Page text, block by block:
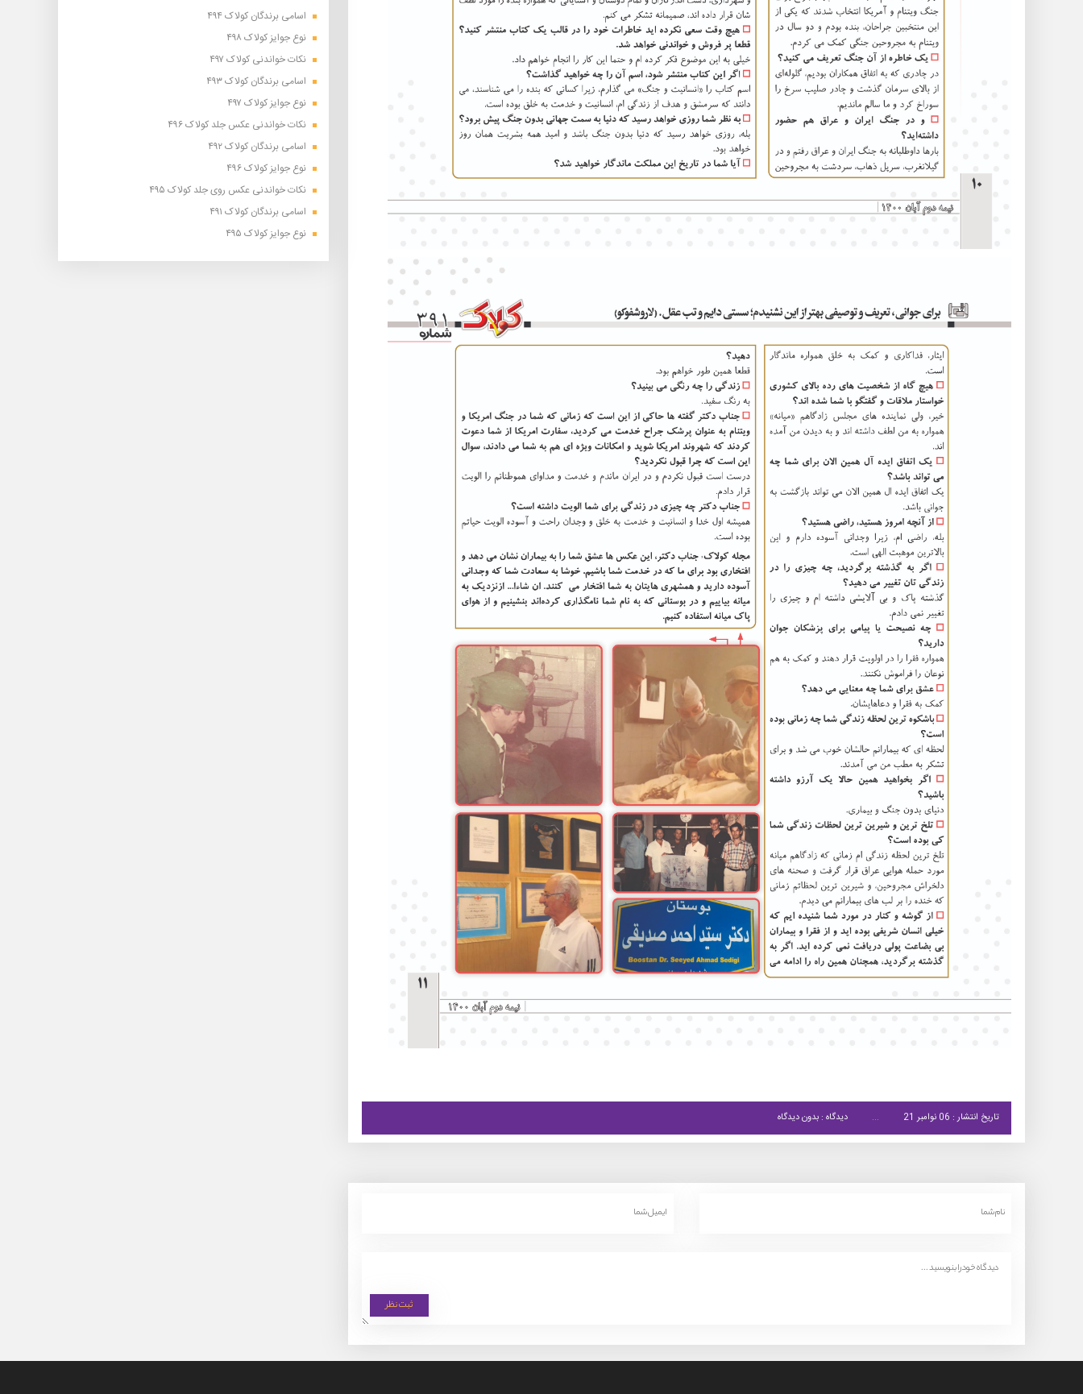
تاریخ انتشار : 06 نوامبر 21 دیدگاه : بدون دیدگاه
اسامی برندگان کولاک ۴۹۴
نوع جوایز کولاک ۴۹۸
نکات خواندنی کولاک ۴۹۷
اسامی برندگان کولاک ۴۹۳
نوع جوایز کولاک ۴۹۷
نکات خواندنی عکس جلد کولاک ۴۹۶
اسامی برندگان کولاک ۴۹۲
نوع جوایز کولاک ۴۹۶
نکات خواندنی عکس روی جلد کولاک ۴۹۵
اسامی برندگان کولاک ۴۹۱
نوع جوایز کولاک ۴۹۵